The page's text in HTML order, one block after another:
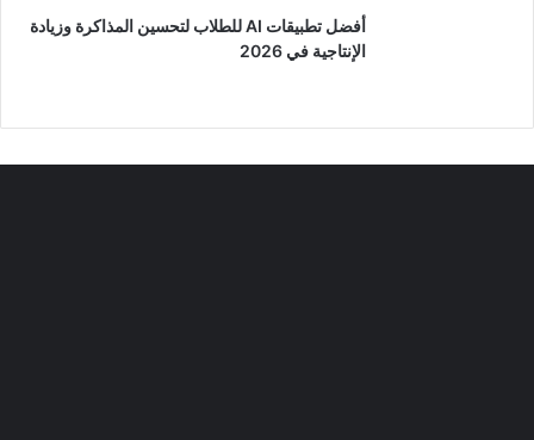
أفضل تطبيقات AI للطلاب لتحسين المذاكرة وزيادة
الإنتاجية في 2026